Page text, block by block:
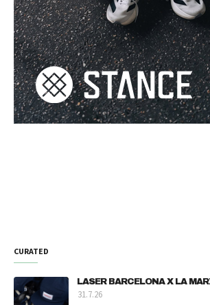
CURATED
LASER BARCELONA X LA
31.7.26